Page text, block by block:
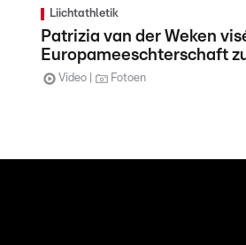
Liichtathletik
Patrizia van der Weken
Europameeschterschaft
Video Fotoen